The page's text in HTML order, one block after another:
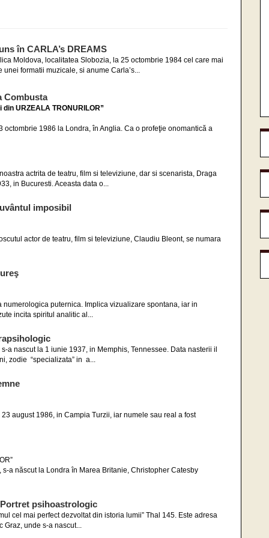
în CARLA’s DREAMS
Moldova, localitatea Slobozia, la 25 octombrie 1984 cel care mai
formatii muzicale, si anume Carla’s...
Combusta
URZEALA TRONURILOR”
1986 la Londra, în Anglia. Ca o profeţie onomantică a
actrita de teatru, film si televiziune, dar si scenarista, Draga
in Bucuresti. Aceasta data o...
imposibil
actor de teatru, film si televiziune, Claudiu Bleont, se numara
puternica. Implica vizualizare spontana, iar in
incita spiritul analitic al...
a nascut la 1 iunie 1937, in Memphis, Tennessee. Data nasterii il
zodie “specializata” in a...
august 1986, in Campia Turzii, iar numele sau real a fost
a născut la Londra în Marea Britanie, Christopher Catesby
Portret psihoastrologic
cel mai perfect dezvoltat din istoria lumii” Thal 145. Este adresa
unde s-a nascut...